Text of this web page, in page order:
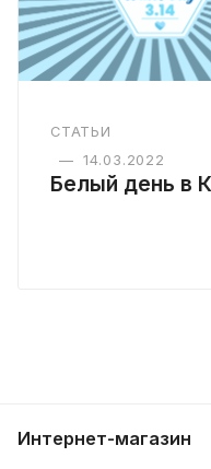
СТАТЬИ
— 14.03.2022
Белый день в
Интернет-магазин